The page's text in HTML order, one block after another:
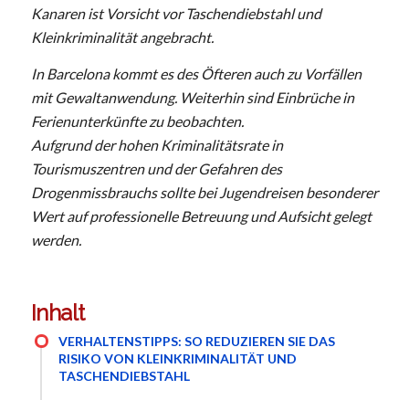
Kanaren ist Vorsicht vor Taschendiebstahl und
Kleinkriminalität angebracht.
In Barcelona kommt es des Öfteren auch zu Vorfällen
mit Gewaltanwendung. Weiterhin sind Einbrüche in
Ferienunterkünfte zu beobachten.
Aufgrund der hohen Kriminalitätsrate in
Tourismuszentren und der Gefahren des
Drogenmissbrauchs sollte bei Jugendreisen besonderer
Wert auf professionelle Betreuung und Aufsicht gelegt
werden.
Inhalt
VERHALTENSTIPPS: SO REDUZIEREN SIE DAS
RISIKO VON KLEINKRIMINALITÄT UND
TASCHENDIEBSTAHL